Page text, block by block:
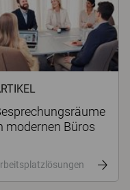
modernen Büros